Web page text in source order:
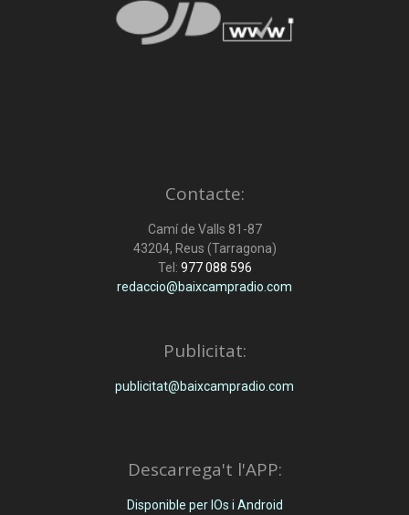
Contacte:
Camí de Valls 81-87
43204, Reus (Tarragona)
Tel: 977 088 596
redaccio@baixcampradio.com
Publicitat:
publicitat@baixcampradio.com
Descarrega't l'APP:
Disponible per IOs i Android